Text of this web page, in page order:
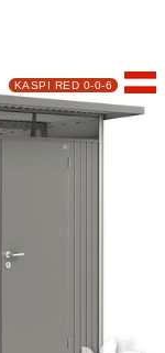
KASPI RED 0-0-6